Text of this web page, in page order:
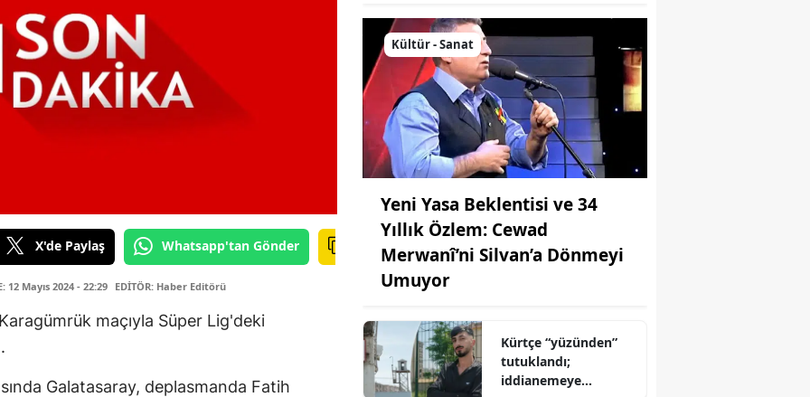
X'de Paylaş Whatsapp'tan Gönder
12 Mayıs 2024 - 22:29 EDİTÖR: Haber Editörü
maçıyla Süper Lig'deki
Galatasaray, deplasmanda Fatih
Kültür - Sanat
Yeni Yasa Beklentisi ve 34
Yıllık Özlem: Cewad
Merwanî’ni Silvan’a Dönmeyi
Umuyor
Kürtçe “yüzünden”
tutuklandı;
iddianemeye